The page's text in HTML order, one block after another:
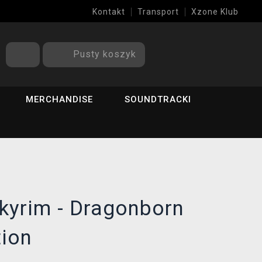
Kontakt Transport Xzone Klub
Pusty koszyk
MERCHANDISE SOUNDTRACKI
- Dragonborn